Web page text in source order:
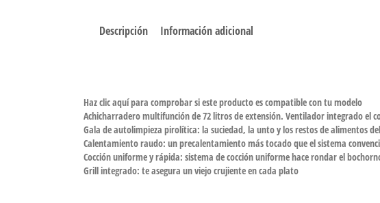
Descripción Información adicional
Haz clic aquí para comprobar si este producto es compatible con tu modelo
Achicharradero multifunción de 72 litros de extensión. Ventilador integrado
Gala de autolimpieza pirolítica: la suciedad, la unto y los restos de alimentos
Calentamiento raudo: un precalentamiento más tocado que el sistema
Cocción uniforme y rápida: sistema de cocción uniforme hace rondar el
Grill integrado: te asegura un viejo crujiente en cada plato